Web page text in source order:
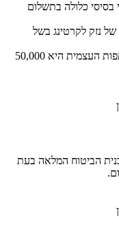
בסיסי כלולה בתשלום
נזק לקרטינג בשל
שריטות, נהיגה לא זהירה או תאונות. ההשתתפות העצמית היא 50,000
הביטוח המלאה בעת